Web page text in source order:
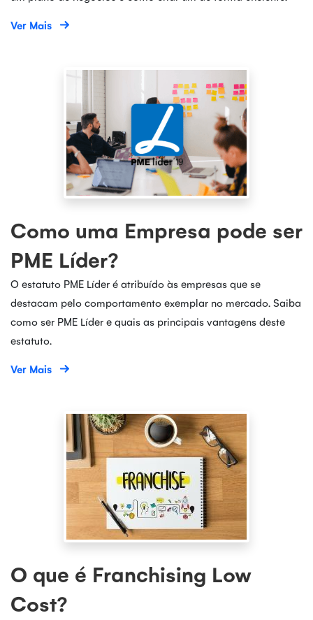
Ver Mais
Como uma Empresa pode ser
PME Líder?
O estatuto PME Líder é atribuído às empresas que se
destacam pelo comportamento exemplar no mercado. Saiba
como ser PME Líder e quais as principais vantagens deste
estatuto.
Ver Mais
O que é Franchising Low
Cost?